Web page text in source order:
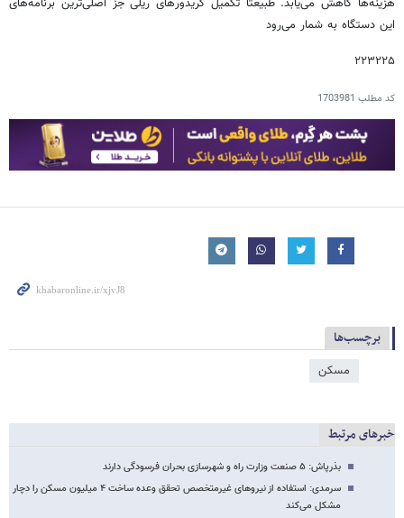
هزینه‌ها کاهش می‌یابد. طبیعتا تکمیل کریدورهای ریلی جز اصلی‌ترین برنامه‌های
این دستگاه به شمار می‌رود
۲۲۳۲۲۵
کد مطلب 1703981
برچسب‌ها
مسکن
خبرهای مرتبط
بذرپاش: ۵ صنعت وزارت راه و شهرسازی بحران فرسودگی دارند
سرمدی: استفاده از نیروهای غیرمتخصص تحقق وعده ساخت ۴ میلیون مسکن را دچار
مشکل می‌کند